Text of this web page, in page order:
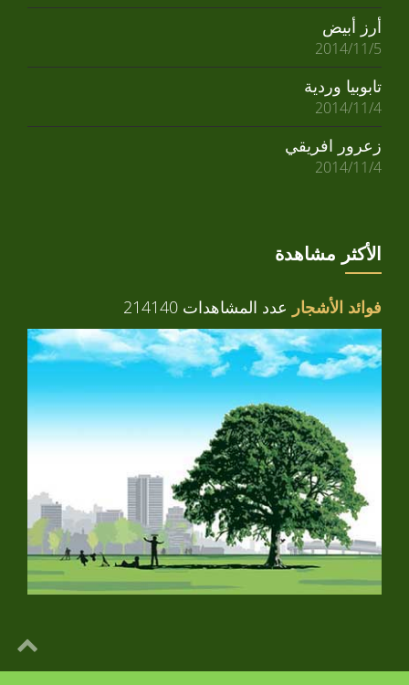
أرز أبيض
2014/11/5
تابوبيا وردية
2014/11/4
زعرور افريقي
2014/11/4
الأكثر مشاهدة
فوائد الأشجار عدد المشاهدات 214140